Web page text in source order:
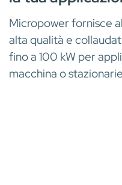
Micropower fornisce
alta qualità e
fino a 100 kW per
macchina o